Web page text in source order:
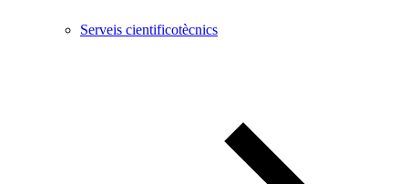
Serveis cientificotècnics